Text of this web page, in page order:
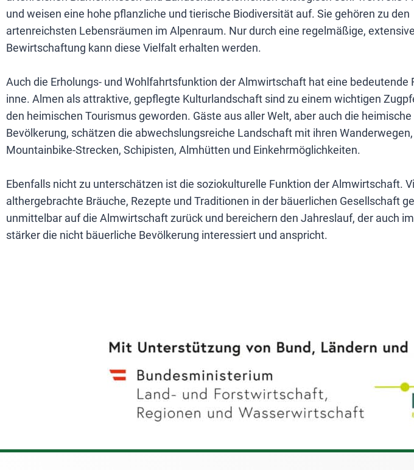
und weisen eine hohe pflanzliche und tierische Biodiversität auf. Sie gehören zu den
artenreichsten Lebensräumen im Alpenraum. Nur durch eine regelmäßige, extensive
Bewirtschaftung kann diese Vielfalt erhalten werden.
Auch die Erholungs- und Wohlfahrtsfunktion der Almwirtschaft hat eine bedeutende
inne. Almen als attraktive, gepflegte Kulturlandschaft sind zu einem wichtigen
den heimischen Tourismus geworden. Gäste aus aller Welt, aber auch die heimische
Bevölkerung, schätzen die abwechslungsreiche Landschaft mit ihren Wanderwegen,
Mountainbike-Strecken, Schipisten, Almhütten und Einkehrmöglichkeiten.
Ebenfalls nicht zu unterschätzen ist die soziokulturelle Funktion der Almwirtschaft.
althergebrachte Bräuche, Rezepte und Traditionen in der bäuerlichen Gesellschaft
unmittelbar auf die Almwirtschaft zurück und bereichern den Jahreslauf, der auch
stärker die nicht bäuerliche Bevölkerung interessiert und anspricht.